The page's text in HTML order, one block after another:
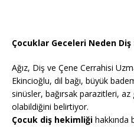
Çocuklar Geceleri Neden Diş
Ağız, Diş ve Çene Cerrahisi
Ekincioğlu, dil bağı, büyük
sinüsler, bağırsak parazitleri,
olabildiğini belirtiyor.
Çocuk diş hekimliği hakkında